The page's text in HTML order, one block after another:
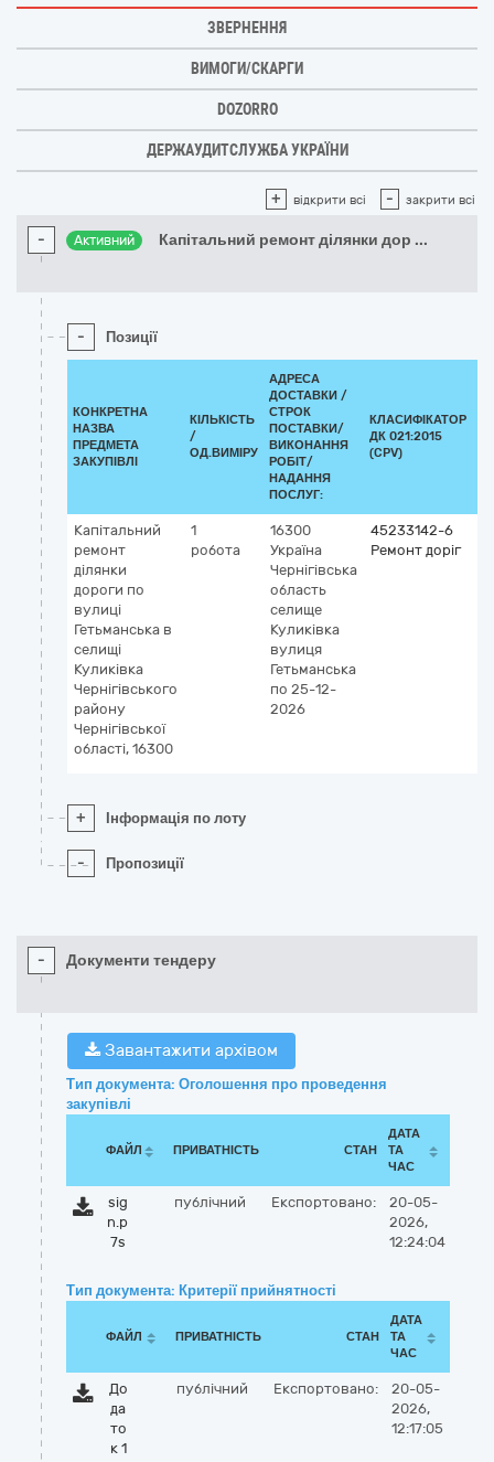
ЗВЕРНЕННЯ
ВИМОГИ/СКАРГИ
DOZORRO
ДЕРЖАУДИТСЛУЖБА УКРАЇНИ
+ відкрити всі - закрити всі
- Активний Капітальний ремонт ділянки дор ...
- Позиції
КОНКРЕТНА
НАЗВА
ПРЕДМЕТА
ЗАКУПІВЛІ
КІЛЬКІСТЬ
/
ОД.ВИМІРУ
АДРЕСА
ДОСТАВКИ /
СТРОК
ПОСТАВКИ/
ВИКОНАННЯ
РОБІТ/
НАДАННЯ
ПОСЛУГ:
КЛАСИФІКАТОР
ДК 021:2015
(CPV)
Капітальний
ремонт
ділянки
дороги по
вулиці
Гетьманська в
селищі
Куликівка
Чернігівського
району
Чернігівської
області, 16300
1
робота
16300
Україна
Чернігівська
область
селище
Куликівка
вулиця
Гетьманська
по 25-12-
2026
45233142-6
Ремонт доріг
+ Інформація по лоту
- Пропозиції
- Документи тендеру
Завантажити архівом
Тип документа: Оголошення про проведення
закупівлі
ФАЙЛ ПРИВАТНІСТЬ СТАН
ДАТА
ТА
ЧАС
sig
n.p
7s
публічний Експортовано:
20-05-
2026,
12:24:04
Тип документа: Критерії прийнятності
ФАЙЛ ПРИВАТНІСТЬ СТАН
ДАТА
ТА
ЧАС
До
да
то
к 1
публічний Експортовано:
20-05-
2026,
12:17:05